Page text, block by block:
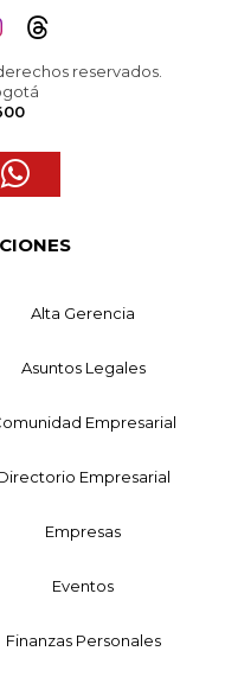
reservados.
Alta Gerencia
Asuntos Legales
Empresarial
Empresarial
Empresas
Eventos
Finanzas Personales